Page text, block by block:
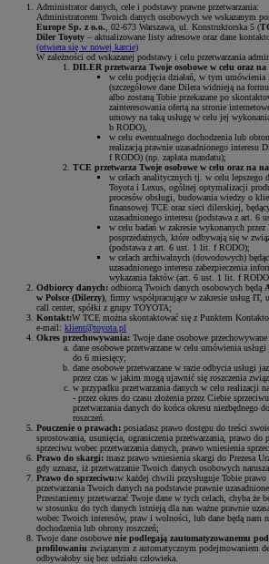
Administrator danych, cele i podstawy prawne przetwarzania:
Administratorem Twoich danych osobowych we wskazanym
Europe Sp. z o.o. , 02-673 Warszawa, ul. Konstruktorska 5 (
Diler Toyoty – aktualizowane listy adresowe oraz dane
(otwiera się w nowej karcie)
W zależności od wskazanej podstawy i celu przetwarzania
DILER przetwarza Twoje osobowe w celu oraz
w celu podjęcia działań, w tym umówienia
(szczegółowe dane Dilera widnieją na
albo zostaną Tobie przekazane po
zainteresowania ofertą na stronie
umowy na taką usługę w celu jej
b RODO),
w celu ewentualnego dochodzenia lub
realizacją prawnie uzasadnionego interesu
f RODO) (np. zapłata mandatu);
TCE przetwarza Twoje osobowe w celu oraz na
w celach analitycznych tj. w celu lepszego
Toyota i Lexus, ogólnej optymalizacji
procesów obsługi, budowania wiedzy o
finansowej TCE oraz sieci dilerskiej,
uzasadnionego interesu (podstawa z art. 6
w celu badań w zakresie wykonanych
posprzedażnych, które odbywają się w
(podstawa z art. 6 ust. 1 lit. f RODO);
w celach archiwalnych (dowodowych)
uzasadnionego interesu zabezpieczenia
wykazania faktów (art. 6 ust. 1 lit. f
Odbiorcy danych: odbiorcą Twoich danych osobowych będą
w Polsce (Dilerzy) , firmy współpracujące w zakresie usług
call center, spółki z grupy TOYOTA;
Kontakt:W TCE można skontaktować się z Punktem
e-mail: klient@toyota.pl
Okres przechowywania: Twoje dane osobowe przechowywane
dane osobowe przetwarzane w celu umówienia
do 6 miesięcy;
dane osobowe przetwarzane w razie odbycia usługi
przez czas w jakim mogą ujawnić się roszczenia
w przypadku przetwarzania danych w celu realizacji
- przez okres do czasu złożenia przez Ciebie
przetwarzania danych do końca okresu niezbędnego
roszczeń.
Pouczenie o prawach: posiadasz prawo dostępu do treści
sprostowania, usunięcia, ograniczenia przetwarzania, prawo do
sprzeciwu wobec przetwarzania danych, prawo wniesienia
Prawo do skargi: masz prawo wniesienia skargi do Prezesa
gdy uznasz, iż przetwarzanie Twoich danych osobowych
Prawo do sprzeciwu:w każdej chwili przysługuje Tobie
przetwarzania Twoich danych na podstawie prawnie
Przestaniemy przetwarzać Twoje dane w tych celach, chyba że
w stosunku do tych danych istnieją dla nas ważne prawnie
wobec Twoich interesów, praw i wolności, lub dane będą nam
dochodzenia lub obrony roszczeń;
Twoje dane osobowe nie podlegają zautomatyzowanemu
profilowaniu związanym z automatycznym podejmowaniem
odbywałoby się bez udziału człowieka.